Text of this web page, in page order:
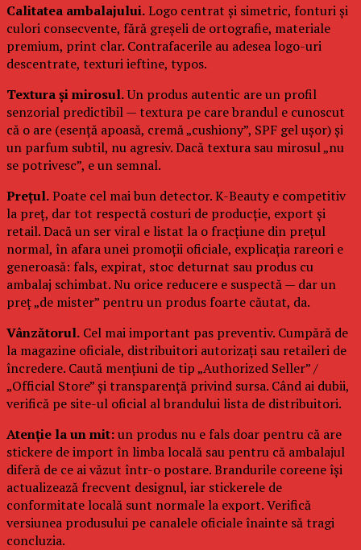
Calitatea ambalajului.Logo centrat și simetric, fonturi și
culori consecvente, fără greșeli de ortografie, materiale
premium, print clar. Contrafacerile au adesea logo-uri
descentrate, texturi ieftine, typos.
Textura și mirosul.Un produs autentic are un profil
senzorial predictibil — textura pe care brandul e cunoscut
că o are (esență apoasă, cremă „cushiony”, SPF gel ușor) și
un parfum subtil, nu agresiv. Dacă textura sau mirosul „nu
se potrivesc”, e un semnal.
Prețul.Poate cel mai bun detector. K-Beauty e competitiv
la preț, dar tot respectă costuri de producție, export și
retail. Dacă un ser viral e listat la o fracțiune din prețul
normal, în afara unei promoții oficiale, explicația rareori e
generoasă: fals, expirat, stoc deturnat sau produs cu
ambalaj schimbat. Nu orice reducere e suspectă — dar un
preț „de mister” pentru un produs foarte căutat, da.
Vânzătorul. Cel mai important pas preventiv. Cumpără de
la magazine oficiale, distribuitori autorizați sau retaileri de
încredere. Caută mențiuni de tip „Authorized Seller” /
„Official Store” și transparență privind sursa. Când ai dubii,
verifică pe site-ul oficial al brandului lista de distribuitori.
Atenție la un mit:un produs nu e fals doar pentru că are
stickere de import în limba locală sau pentru că ambalajul
diferă de ce ai văzut într-o postare. Brandurile coreene își
actualizează frecvent designul, iar stickerele de
conformitate locală sunt normale la export. Verifică
versiunea produsului pe canalele oficiale înainte să tragi
concluzia.